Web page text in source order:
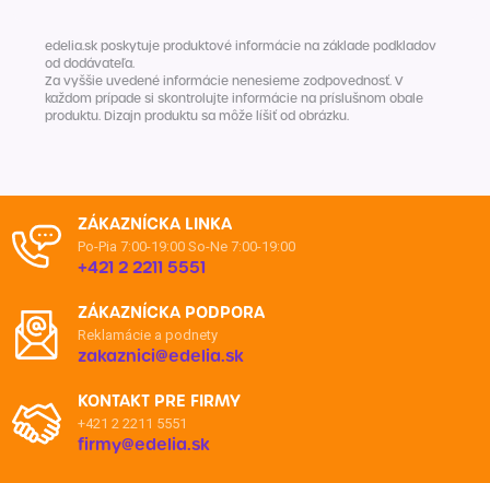
edelia.sk poskytuje produktové informácie na základe podkladov
od dodávateľa.
Za vyššie uvedené informácie nenesieme zodpovednosť. V
každom prípade si skontrolujte informácie na príslušnom obale
produktu. Dizajn produktu sa môže líšiť od obrázku.
ZÁKAZNÍCKA LINKA
Po-Pia 7:00-19:00 So-Ne 7:00-19:00
+421 2 2211 5551
ZÁKAZNÍCKA PODPORA
Reklamácie a podnety
zakaznici@edelia.sk
KONTAKT PRE FIRMY
+421 2 2211 5551
firmy@edelia.sk